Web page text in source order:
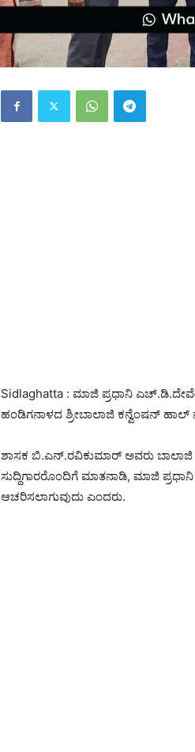
Sidlaghatta : ಮಾಜಿ ಪ್ರಧಾನಿ
ಹಂಡಿಗನಾಳದ ಶ್ರೀಬಾಲಾಜಿ ಕನ್ವೆಂಷನ್ ಹಾಲ್‌
ಶಾಸಕ ಬಿ.ಎನ್.ರವಿಕುಮಾರ್ ಅವರು ಬಾಲಾಜಿ
ಸುದ್ದಿಗಾರರೊಂದಿಗೆ ಮಾತನಾಡಿ, ಮಾಜಿ
ಆಚರಿಸಲಾಗುವುದು ಎಂದರು.